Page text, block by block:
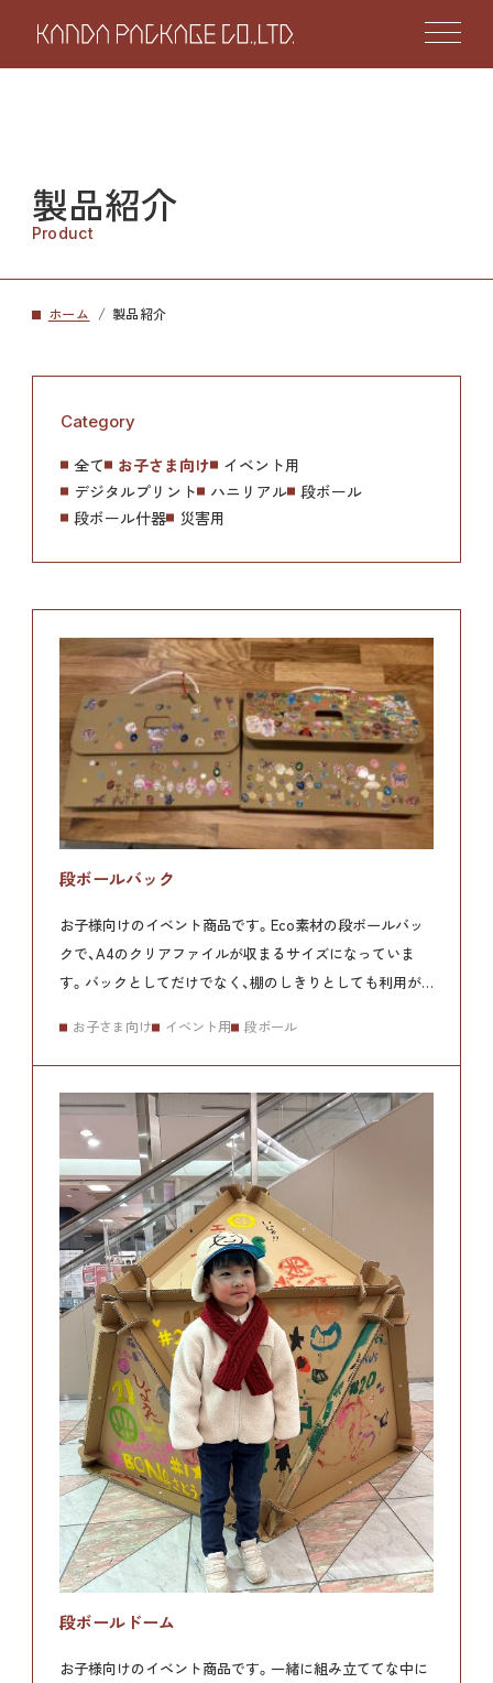
製品紹介
Product
ホーム 製品紹介
Category
全て お子さま向け
イベント用
デジタルプリント
ハニリアル
段ボール
段ボール什器
災害用
段ボールバック
お子様向けのイベント商品です。 Eco素材の段ボールバッ
クで、A4のクリアファイルが収まるサイズになっていま
す。 バックとしてだけでなく、棚のしきりとしても利用が
す。
お子さま向け イベント用 段ボール
段ボールドーム
お子様向けのイベント商品です。 一緒に組み立ててな中に